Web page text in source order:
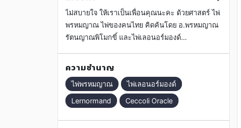
ไม่สบายใจ ให้เราเป็นเพื่อนคุณนะคะ ด้วยศาสตร์ ไพ่
พรหมญาณ ไพ่ของคนไทย คิดค้นโดย อ.พรหมญาณ
รัตนญาณพิโมกขิ์ และไพ่เลอนอร์มองด์
ความชำนาญ
ไพ่พรหมญาณ
ไพ่เลอนอร์มองด์
Lernormand
Ceccoli Oracle